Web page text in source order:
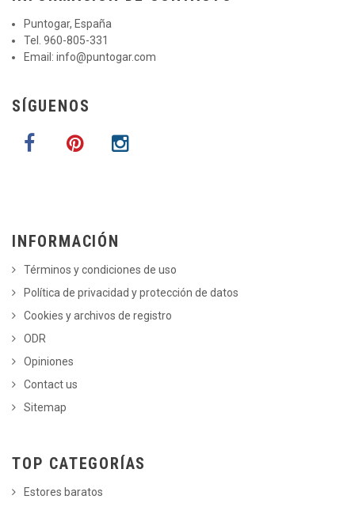
Puntogar, España
Tel. 960-805-331
Email: info@puntogar.com
SÍGUENOS
INFORMACIÓN
Términos y condiciones de uso
Política de privacidad y protección de datos
Cookies y archivos de registro
ODR
Opiniones
Contact us
Sitemap
TOP CATEGORÍAS
Estores baratos